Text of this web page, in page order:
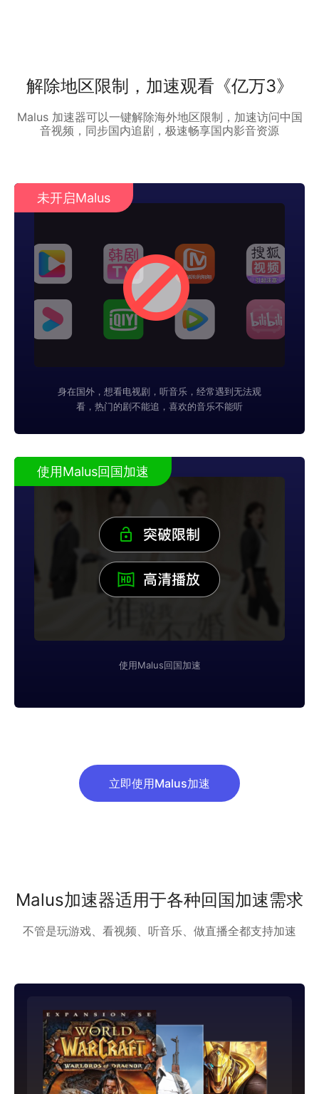
解除地区限制，加速观看《亿万3》
Malus 加速器可以一键解除海外地区限制，加速访问中国
音视频，同步国内追剧，极速畅享国内影音资源
未开启Malus
身在国外，想看电视剧，听音乐，经常遇到无法观
看，热门的剧不能追，喜欢的音乐不能听
使用Malus回国加速
使用Malus回国加速
立即使用Malus加速
Malus加速器适用于各种回国加速需求
不管是玩游戏、看视频、听音乐、做直播全都支持加速